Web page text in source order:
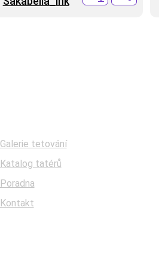
Galerie tetování
Katalog tatérů
Poradna
Kontakt